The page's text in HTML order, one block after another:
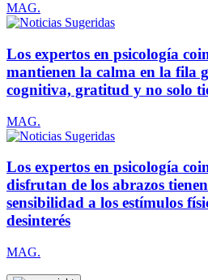
MAG.
Los expertos en psicología
mantienen la calma en la fila
cognitiva, gratitud y no solo
MAG.
Los expertos en psicología
disfrutan de los abrazos
sensibilidad a los estímulos
desinterés
MAG.